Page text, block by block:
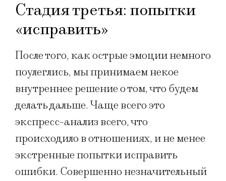
Стадия третья: попытки
«исправить»
После того, как острые эмоции немного
поулеглись, мы принимаем некое
внутреннее решение о том, что будем
делать дальше. Чаще всего это
экспресс-анализ всего, что
происходило в отношениях, и не менее
экстренные попытки исправить
ошибки. Совершенно незначительный